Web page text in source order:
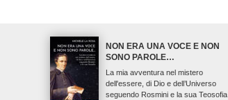
NON ERA UNA VOCE E NON
SONO PAROLE…
La mia avventura nel mistero
dell'essere, di Dio e dell’Universo
seguendo Rosmini e la sua Teosofia